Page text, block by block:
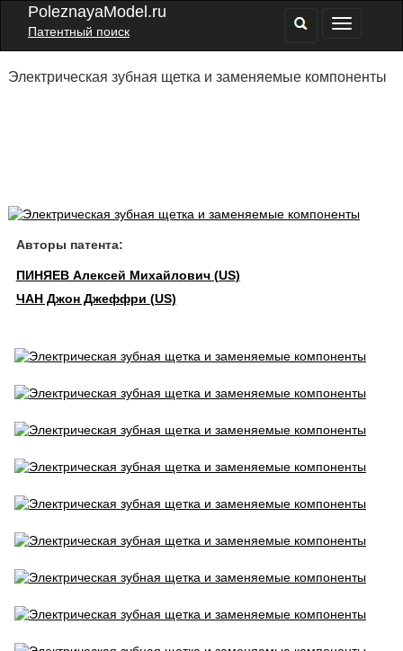
PoleznayaModel.ru
Патентный поиск
Электрическая зубная щетка и заменяемые компоненты
Авторы патента:
ПИНЯЕВ Алексей Михайлович (US)
ЧАН Джон Джеффри (US)